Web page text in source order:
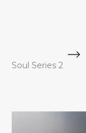
Soul Series 2